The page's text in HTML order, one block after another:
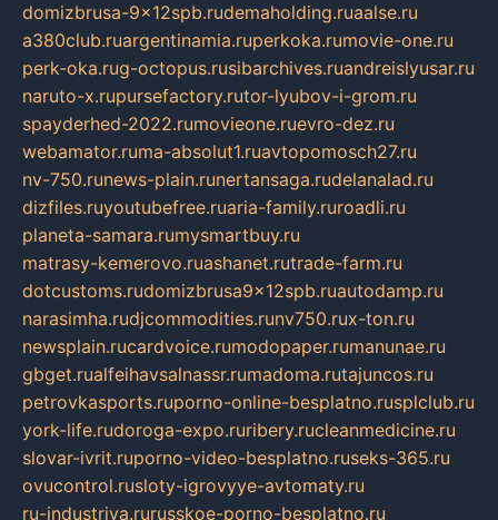
domizbrusa-9x12spb.rudemaholding.ruaalse.ru
a380club.ruargentinamia.ruperkoka.rumovie-one.ru
perk-oka.rug-octopus.rusibarchives.ruandreislyusar.ru
naruto-x.rupursefactory.rutor-lyubov-i-grom.ru
spayderhed-2022.rumovieone.ruevro-dez.ru
webamator.ruma-absolut1.ruavtopomosch27.ru
nv-750.runews-plain.runertansaga.rudelanalad.ru
dizfiles.ruyoutubefree.ruaria-family.ruroadli.ru
planeta-samara.rumysmartbuy.ru
matrasy-kemerovo.ruashanet.rutrade-farm.ru
dotcustoms.rudomizbrusa9x12spb.ruautodamp.ru
narasimha.rudjcommodities.runv750.rux-ton.ru
newsplain.rucardvoice.rumodopaper.rumanunae.ru
gbget.rualfeihavsalnassr.rumadoma.rutajuncos.ru
petrovkasports.ruporno-online-besplatno.rusplclub.ru
york-life.rudoroga-expo.ruribery.rucleanmedicine.ru
slovar-ivrit.ruporno-video-besplatno.ruseks-365.ru
ovucontrol.rusloty-igrovyye-avtomaty.ru
ru-industriya.rurusskoe-porno-besplatno.ru